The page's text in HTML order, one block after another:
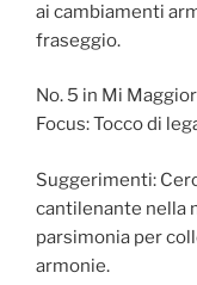
ai cambiamenti
fraseggio.
No. 5 in Mi
Focus: Tocco di
Suggerimenti:
cantilenante nella
parsimonia per
armonie.